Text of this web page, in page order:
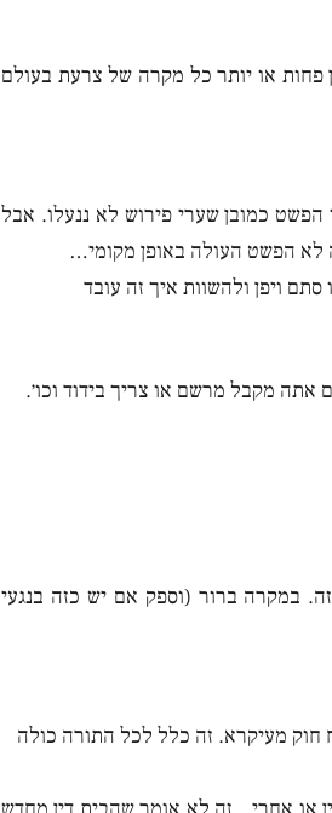
או יותר כל מקרה של צרעת בעולם
כמובן שערי פירוש לא ננעלו. אבל
הפשט העולה באופן מקומי…
ויפן ולהשוות איך זה עובד
מקבל מרשם או צריך בידוד וכו׳.
במקרה ברור (וספק אם יש כזה בנגעי
מעיקרא. זה כלל לכל התורה כולה